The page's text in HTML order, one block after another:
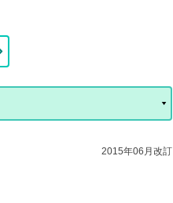
2015年06月改訂